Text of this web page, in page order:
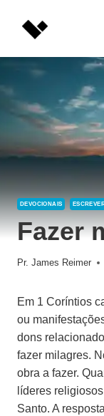
DEVOCIONAIS
Fazer
Pr. James Reimer
Em 1 Coríntios
ou
dons
fazer milagres.
obra a fazer.
líderes
Santo. A